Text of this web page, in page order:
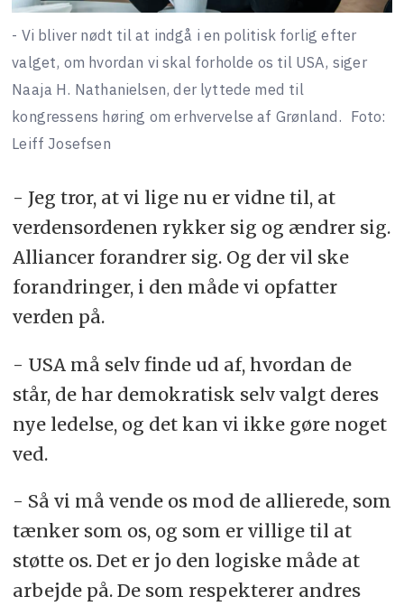
- Vi bliver nødt til at indgå i en politisk forlig efter
valget, om hvordan vi skal forholde os til USA, siger
Naaja H. Nathanielsen, der lyttede med til
kongressens høring om erhvervelse af Grønland. Foto:
Leiff Josefsen
- Jeg tror, at vi lige nu er vidne til, at
verdensordenen rykker sig og ændrer sig.
Alliancer forandrer sig. Og der vil ske
forandringer, i den måde vi opfatter
verden på.
- USA må selv finde ud af, hvordan de
står, de har demokratisk selv valgt deres
nye ledelse, og det kan vi ikke gøre noget
ved.
- Så vi må vende os mod de allierede, som
tænker som os, og som er villige til at
støtte os. Det er jo den logiske måde at
arbejde på. De som respekterer andres